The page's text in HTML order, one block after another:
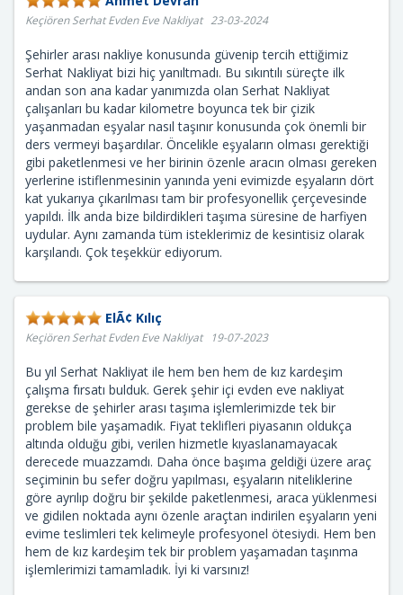
Keçiören Serhat Evden Eve Nakliyat 23-03-2024
Şehirler arası nakliye konusunda güvenip tercih ettiğimiz
Serhat Nakliyat bizi hiç yanıltmadı. Bu sıkıntılı süreçte ilk
andan son ana kadar yanımızda olan Serhat Nakliyat
çalışanları bu kadar kilometre boyunca tek bir çizik
yaşanmadan eşyalar nasıl taşınır konusunda çok önemli bir
ders vermeyi başardılar. Öncelikle eşyaların olması gerektiği
gibi paketlenmesi ve her birinin özenle aracın olması gereken
yerlerine istiflenmesinin yanında yeni evimizde eşyaların dört
kat yukarıya çıkarılması tam bir profesyonellik çerçevesinde
yapıldı. İlk anda bize bildirdikleri taşıma süresine de harfiyen
uydular. Aynı zamanda tüm isteklerimiz de kesintisiz olarak
karşılandı. Çok teşekkür ediyorum.
ElÃ¢ Kılıç
Keçiören Serhat Evden Eve Nakliyat 19-07-2023
Bu yıl Serhat Nakliyat ile hem ben hem de kız kardeşim
çalışma fırsatı bulduk. Gerek şehir içi evden eve nakliyat
gerekse de şehirler arası taşıma işlemlerimizde tek bir
problem bile yaşamadık. Fiyat teklifleri piyasanın oldukça
altında olduğu gibi, verilen hizmetle kıyaslanamayacak
derecede muazzamdı. Daha önce başıma geldiği üzere araç
seçiminin bu sefer doğru yapılması, eşyaların niteliklerine
göre ayrılıp doğru bir şekilde paketlenmesi, araca yüklenmesi
ve gidilen noktada aynı özenle araçtan indirilen eşyaların yeni
evime teslimleri tek kelimeyle profesyonel ötesiydi. Hem ben
hem de kız kardeşim tek bir problem yaşamadan taşınma
işlemlerimizi tamamladık. İyi ki varsınız!